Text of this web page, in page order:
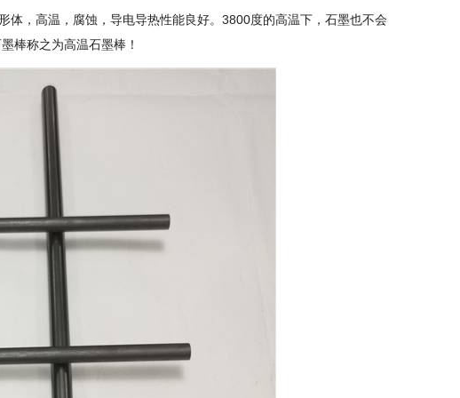
体，高温，腐蚀，导电导热性能良好。3800度的高温下，石墨也不会
棒称之为高温石墨棒！